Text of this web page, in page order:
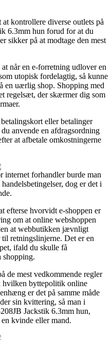
kontrollere diverse outlets på
6.3mm hun forud for at du
sikker på at modtage den mest
når en e-forretning udlover en
utopisk fordelagtig, så kunne
en uærlig shop. Shopping med
regelsæt, der skærmer dig som
eller betalinger
anvende en afdragsordning
at afbetale omkostningerne
internet forhandler burde man
dog er det i
efterse hvorvidt e-shoppen er
om at online webshoppen
at webbutikken jævnligt
retningslinjerne. Det er en
ifald du skulle få
shopping.
de mest vedkommende regler
hvilken byttepolitik online
er det på samme måde
sin kvittering, så man i
Jackstik 6.3mm hun,
kvinde eller mand.